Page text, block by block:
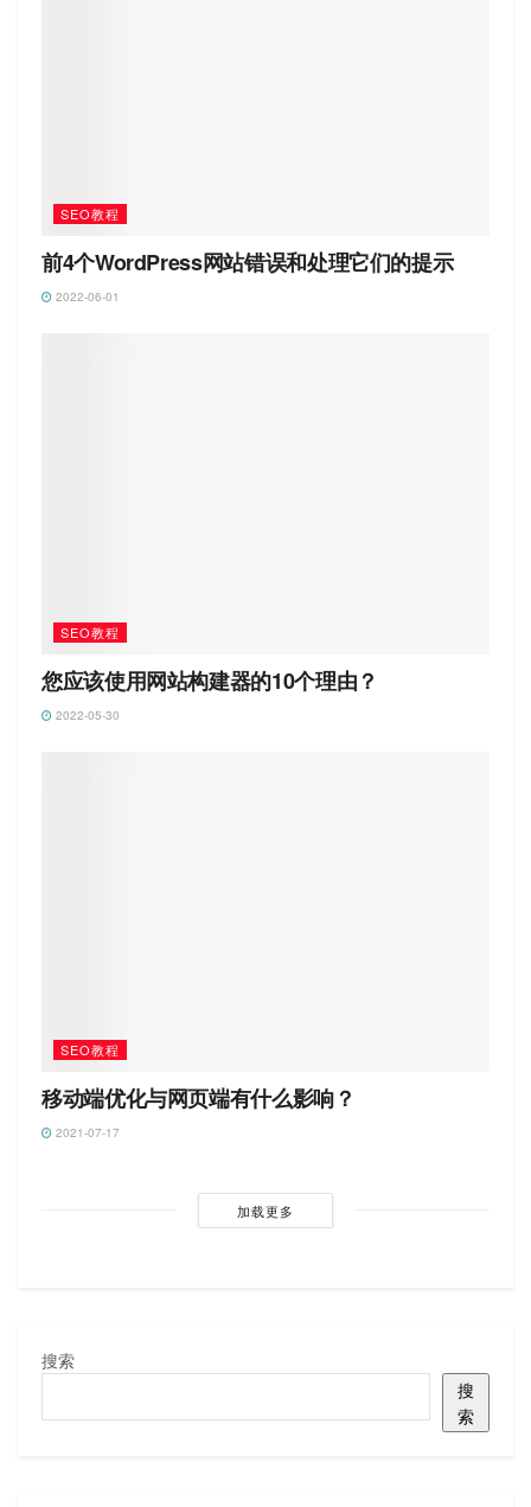
SEO教程
前4个WordPress网站错误和处理它们的提示
2022-06-01
SEO教程
您应该使用网站构建器的10个理由？
2022-05-30
SEO教程
移动端优化与网页端有什么影响？
2021-07-17
加载更多
搜索
搜
索